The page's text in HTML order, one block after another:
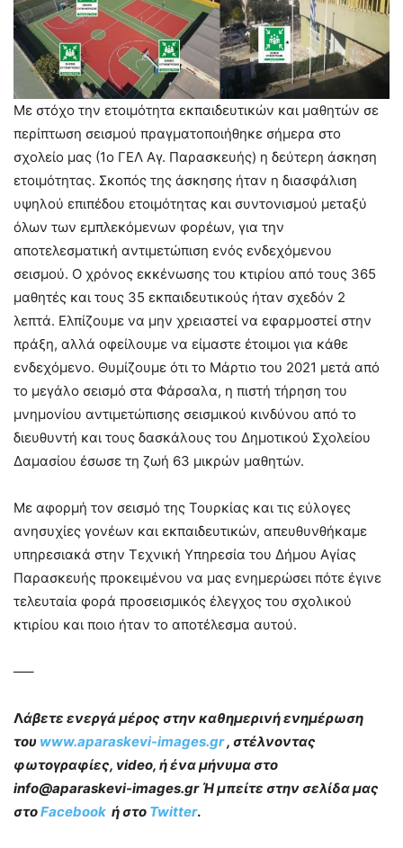
Με στόχο την ετοιμότητα εκπαιδευτικών και μαθητών σε
περίπτωση σεισμού πραγματοποιήθηκε σήμερα στο
σχολείο μας (1ο ΓΕΛ Αγ. Παρασκευής) η δεύτερη άσκηση
ετοιμότητας. Σκοπός της άσκησης ήταν η διασφάλιση
υψηλού επιπέδου ετοιµότητας και συντονισµού µεταξύ
όλων των εµπλεκόµενων φορέων, για την
αποτελεσµατική αντιµετώπιση ενός ενδεχόµενου
σεισµού. Ο χρόνος εκκένωσης του κτιρίου από τους 365
μαθητές και τους 35 εκπαιδευτικούς ήταν σχεδόν 2
λεπτά. Ελπίζουμε να μην χρειαστεί να εφαρμοστεί στην
πράξη, αλλά οφείλουμε να είμαστε έτοιμοι για κάθε
ενδεχόμενο. Θυμίζουμε ότι το Μάρτιο του 2021 μετά από
το μεγάλο σεισμό στα Φάρσαλα, η πιστή τήρηση του
μνημονίου αντιμετώπισης σεισμικού κινδύνου από το
διευθυντή και τους δασκάλους του Δημοτικού Σχολείου
Δαμασίου έσωσε τη ζωή 63 μικρών μαθητών.
Με αφορμή τον σεισμό της Τουρκίας και τις εύλογες
ανησυχίες γονέων και εκπαιδευτικών, απευθυνθήκαμε
υπηρεσιακά στην Τεχνική Υπηρεσία του Δήμου Αγίας
Παρασκευής προκειμένου να μας ενημερώσει πότε έγινε
τελευταία φορά προσεισμικός έλεγχος του σχολικού
κτιρίου και ποιο ήταν το αποτέλεσμα αυτού.
—–
Λάβετε ενεργά μέρος στην καθημερινή ενημέρωση
του www.aparaskevi-images.gr, στέλνοντας
φωτογραφίες, video, ή ένα μήνυμα στο
info@aparaskevi-images.gr Ή μπείτε στην σελίδα μας
στοFacebook ή στο Twitter.